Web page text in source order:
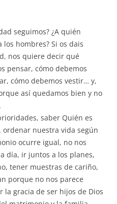
seguimos? ¿A quién
hombres? Si os dais
nos quiere decir qué
pensar, cómo debemos
cómo debemos vestir… y,
así quedamos bien y no
saber Quién es
ordenar nuestra vida según
ocurre igual, no nos
día, ir juntos a los planes,
tener muestras de cariño,
porque no nos parece
gracia de ser hijos de Dios